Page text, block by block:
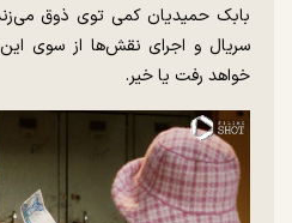
بابک حمیدیان کمی توی ذوق
سریال و اجرای نقش‌ها از سوی
خواهد رفت یا خیر.